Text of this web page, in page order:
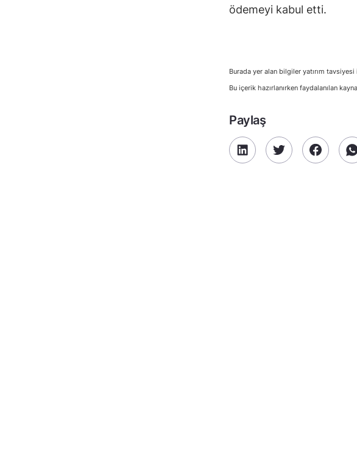
ödemeyi kabul etti.
Burada yer alan bilgiler yatırım
Bu içerik hazırlanırken faydalanılan
Paylaş